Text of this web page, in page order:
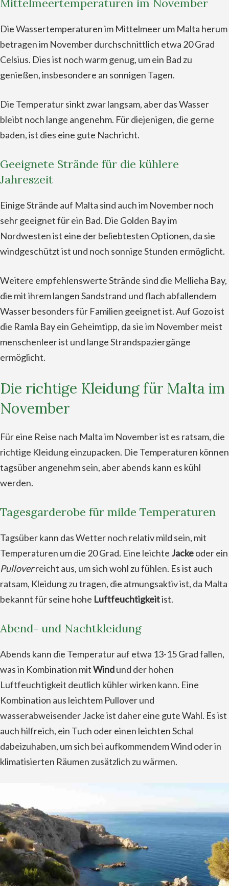
Mittelmeertemperaturen im November
Die Wassertemperaturen im Mittelmeer um Malta herum
betragen im November durchschnittlich etwa 20 Grad
Celsius. Dies ist noch warm genug, um ein Bad zu
genießen, insbesondere an sonnigen Tagen.
Die Temperatur sinkt zwar langsam, aber das Wasser
bleibt noch lange angenehm. Für diejenigen, die gerne
baden, ist dies eine gute Nachricht.
Geeignete Strände für die kühlere
Jahreszeit
Einige Strände auf Malta sind auch im November noch
sehr geeignet für ein Bad. Die Golden Bay im
Nordwesten ist eine der beliebtesten Optionen, da sie
windgeschützt ist und noch sonnige Stunden ermöglicht.
Weitere empfehlenswerte Strände sind die Mellieha Bay,
die mit ihrem langen Sandstrand und flach abfallendem
Wasser besonders für Familien geeignet ist. Auf Gozo ist
die Ramla Bay ein Geheimtipp, da sie im November meist
menschenleer ist und lange Strandspaziergänge
ermöglicht.
Die richtige Kleidung für Malta im
November
Für eine Reise nach Malta im November ist es ratsam, die
richtige Kleidung einzupacken. Die Temperaturen können
tagsüber angenehm sein, aber abends kann es kühl
werden.
Tagesgarderobe für milde Temperaturen
Tagsüber kann das Wetter noch relativ mild sein, mit
Temperaturen um die 20 Grad. Eine leichte Jackeoder ein
Pulloverreicht aus, um sich wohl zu fühlen. Es ist auch
ratsam, Kleidung zu tragen, die atmungsaktiv ist, da Malta
bekannt für seine hohe Luftfeuchtigkeitist.
Abend- und Nachtkleidung
Abends kann die Temperatur auf etwa 13-15 Grad fallen,
was in Kombination mitWindund der hohen
Luftfeuchtigkeit deutlich kühler wirken kann. Eine
Kombination aus leichtem Pullover und
wasserabweisender Jacke ist daher eine gute Wahl. Es ist
auch hilfreich, ein Tuch oder einen leichten Schal
dabeizuhaben, um sich bei aufkommendem Wind oder in
klimatisierten Räumen zusätzlich zu wärmen.